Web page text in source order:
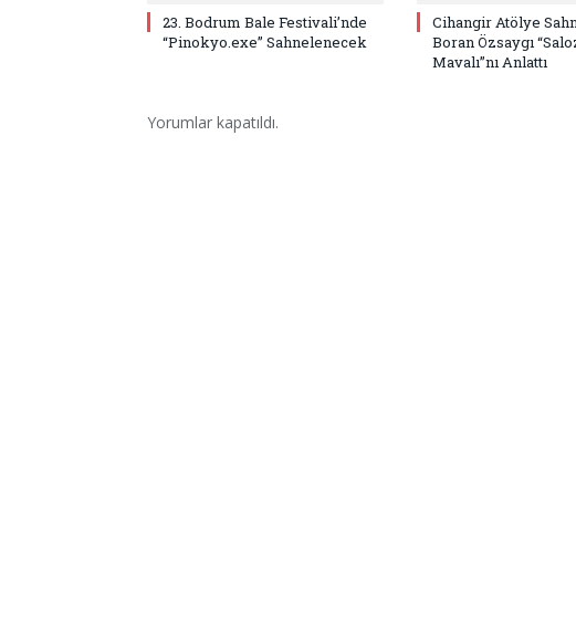
23. Bodrum Bale Festivali’nde
“Pinokyo.exe” Sahnelenecek
Cihangir Atölye
Boran Özsaygı
Mavalı”nı Anlattı
Yorumlar kapatıldı.